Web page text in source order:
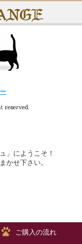
」にようこそ！
かせ下さい。
ご購入の流れ